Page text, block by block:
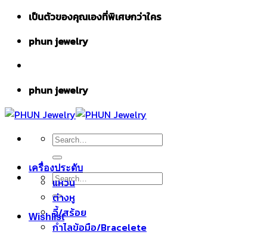
Skip
content
เป็นตัวของคุณเองที่พิเศษกว่าใคร
phun jewelry
phun jewelry
Search
for:
Search
for:
Wishlist
เครื่องประดับ
แหวน
ต่างหู
จี้/สร้อย
กำไลข้อมือ/Bracelete